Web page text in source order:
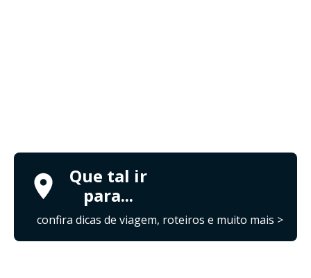
Que tal ir
para...
confira dicas de viagem, roteiros e muito mais >